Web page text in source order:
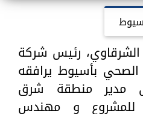
رئيس شركة
بأسيوط يرافقه
مدير منطقة شرق
للمشروع و مهندس